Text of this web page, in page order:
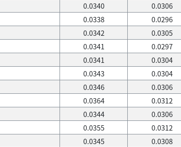
0.0340 0.0306
0.0338 0.0296
0.0342 0.0305
0.0341 0.0297
0.0341 0.0304
0.0343 0.0304
0.0346 0.0306
0.0364 0.0312
0.0344 0.0306
0.0355 0.0312
0.0345 0.0308